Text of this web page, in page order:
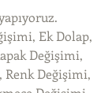
Ek Dolap,
Değişimi,
Renk Değişimi,